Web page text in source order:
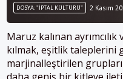
DOSYA: "İPTAL KÜLTÜRÜ" 2 Kasım
Maruz kalınan
kılmak, eşitlik taleplerini
marjinalleştirilen